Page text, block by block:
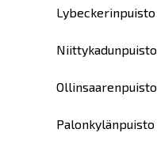
Lybeckerinpuisto
Niittykadunpuisto
Ollinsaarenpuisto
Palonkylänpuisto